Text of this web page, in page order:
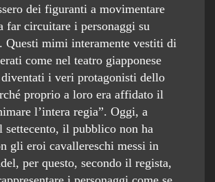
dei figuranti a movimentare
far circuitare i personaggi su
Questi mimi interamente vestiti di
come nel teatro giapponese
i veri protagonisti dello
proprio a loro era affidato il
l’intera regia”. Oggi, a
settecento, il pubblico non ha
gli eroi cavallereschi messi in
per questo, secondo il regista,